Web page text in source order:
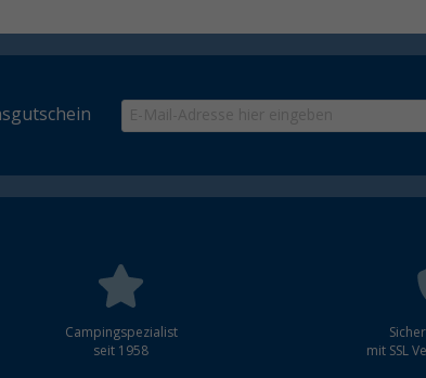
Campingspezialist
seit 1958
mit SSL